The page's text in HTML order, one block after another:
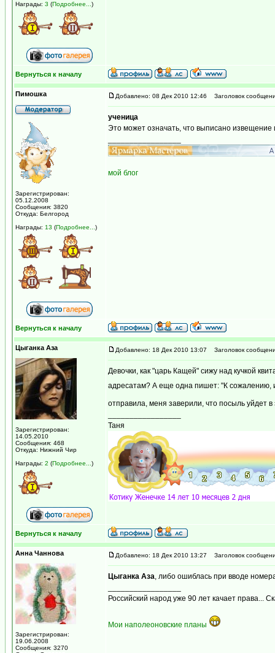
Награды: 3 (Подробнее... )
Вернуться к началу
Пимошка
Зарегистрирован:
05.12.2008
Сообщения: 3820
Откуда: Белгород
Награды: 13 (Подробнее... )
Добавлено: 08 Дек 2010 12:46 Заголовок
ученица
Это может означать, что выписано
мой блог
Вернуться к началу
Цыганка Аза
Зарегистрирован:
14.05.2010
Сообщения: 468
Откуда: Нижний Чир
Награды: 2 (Подробнее... )
Добавлено: 18 Дек 2010 13:07 Заголовок
Девочки, как "царь Кащей" сижу над кучкой
адресатам? А еще одна пишет: "К сожалению,
отправила, меня заверили, что посыль уйдет
Таня
Вернуться к началу
Анна Чаннова
Зарегистрирован:
19.06.2008
Сообщения: 3270
Добавлено: 18 Дек 2010 13:27 Заголовок
Цыганка Аза, либо ошиблась при вводе
Российский народ уже 90 лет качает права...
Мои наполеоновские планы